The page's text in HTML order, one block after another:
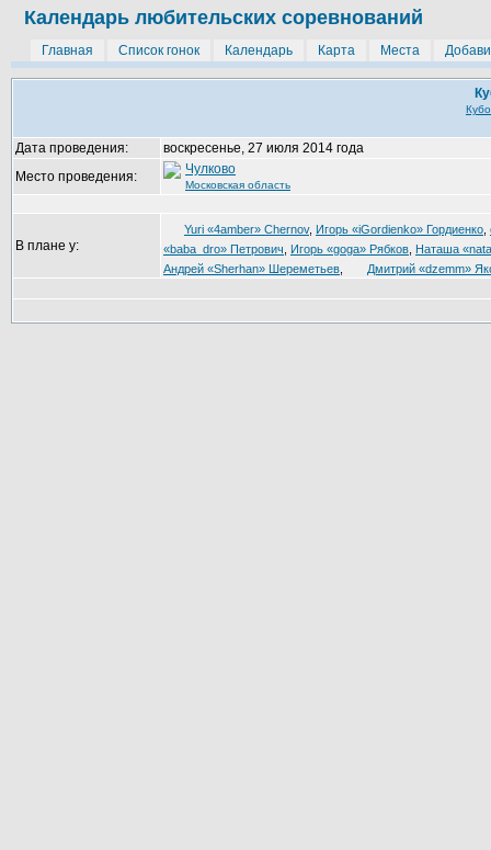
Календарь любительских соревнований
Главная Список гонок Календарь Карта Места
Дата проведения:
воскресенье, 27 июля 2014 года
Место проведения:
Чулково
Московская область
В плане у:
Yuri «4amber» Chernov, Игорь «iGordienko» Гордиенко
«baba_dro» Петрович
Игорь «goga» Рябков Наташа
Андрей «Sherhan» Шереметьев
Дмитрий «dzemm»